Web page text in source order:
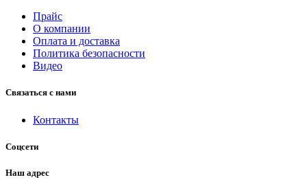
Прайс
О компании
Оплата и доставка
Политика безопасности
Видео
Связаться с нами
Контакты
Соцсети
Наш адрес